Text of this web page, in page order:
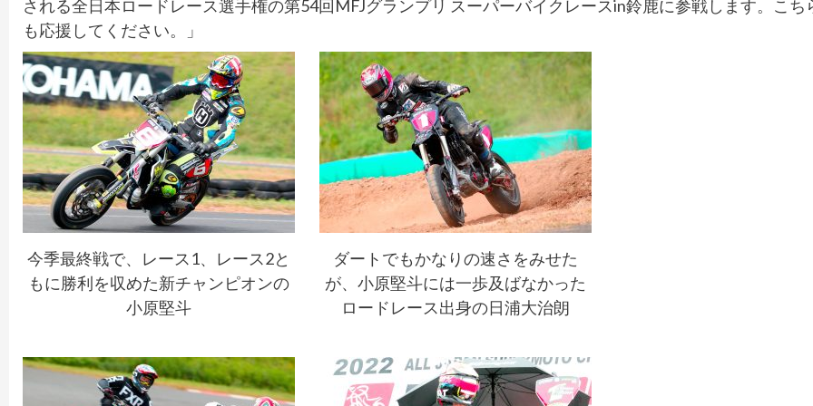
される全日本ロードレース選手権の第54回MFJグランプリ スーパーバイクレースin鈴鹿に参戦します。こち
も応援してください。」
今季最終戦で、レース1、レース2と
もに勝利を収めた新チャンピオンの
小原堅斗
ダートでもかなりの速さをみせた
が、小原堅斗には一歩及ばなかった
ロードレース出身の日浦大治朗